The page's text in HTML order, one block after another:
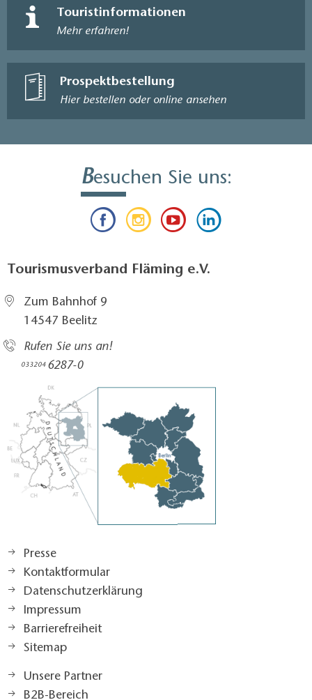
Touristinformationen
Mehr erfahren!
Prospektbestellung
Hier bestellen oder online ansehen
Besuchen Sie uns:
Tourismusverband Fläming e.V.
Zum Bahnhof 9
14547 Beelitz
Rufen Sie uns an!
033204 6287-0
Presse
Kontaktformular
Datenschutzerklärung
Impressum
Barrierefreiheit
Sitemap
Unsere Partner
B2B-Bereich